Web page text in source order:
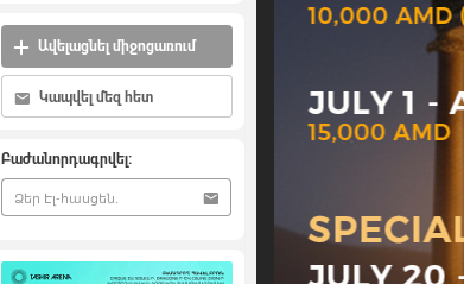
Ավելացնել միջոցառում
Կապվել մեզ հետ
Բաժանորդագրվել: